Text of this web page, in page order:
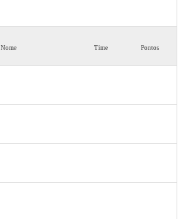
Nome Time Pontos